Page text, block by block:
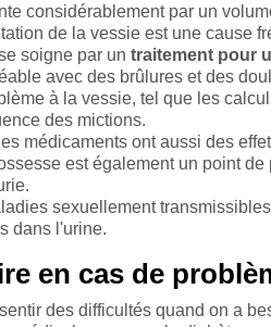
considérablement par un
de la vessie est une cause
soigne par un traitement pour
avec des brûlures et des
à la vessie, tel que les
des mictions.
médicaments ont aussi des
est également un point
sexuellement
dans l'urine.
en cas de
des difficultés quand on a